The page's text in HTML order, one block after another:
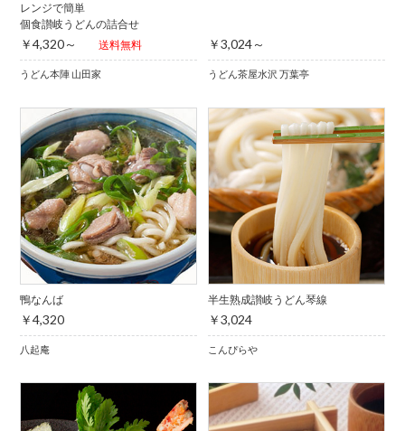
レンジで簡単
個食讃岐うどんの詰合せ
￥4,320～ 送料無料
うどん本陣 山田家
￥3,024～
うどん茶屋水沢 万葉亭
鴨なんば
￥4,320
八起庵
半生熟成讃岐うどん琴線
￥3,024
こんぴらや